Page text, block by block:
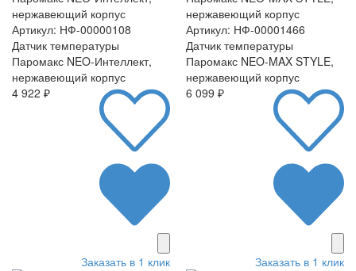
Артикул: НФ-00000108
Датчик температуры
Паромакс NEO-Интеллект,
нержавеющий корпус
4 922 ₽
Заказать в 1 клик
Артикул: НФ-00001466
Датчик температуры
Паромакс NEO-MAX STYLE,
нержавеющий корпус
6 099 ₽
Заказать в 1 клик